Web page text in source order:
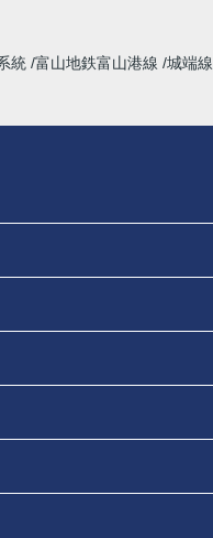
統 富山地鉄富山港線 城端線